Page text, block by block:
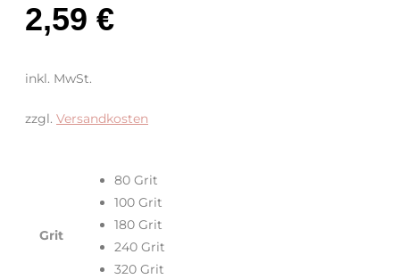
2,59 €
inkl. MwSt.
zzgl. Versandkosten
Grit
80 Grit
100 Grit
180 Grit
240 Grit
320 Grit